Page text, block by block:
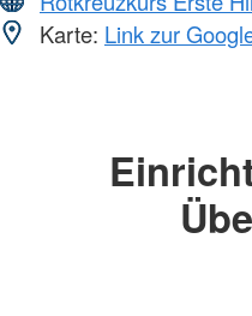
Karte: Link zur